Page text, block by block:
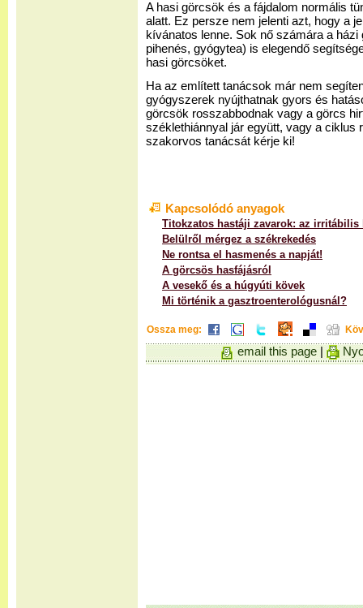
A hasi görcsök és a fájdalom normális
alatt. Ez persze nem jelenti azt, hogy a
kívánatos lenne. Sok nő számára a
pihenés, gyógytea) is elegendő
hasi görcsöket.
Ha az említett tanácsok már nem
gyógyszerek nyújthatnak gyors és
görcsök rosszabbodnak vagy a görcs
széklethiánnyal jár együtt, vagy a ciklus
szakorvos tanácsát kérje ki!
Kapcsolódó anyagok
Titokzatos hastáji zavarok: az irritábilis
Belülről mérgez a székrekedés
Ne rontsa el hasmenés a napját!
A görcsös hasfájásról
A vesekő és a húgyúti kövek
Mi történik a gasztroenterológusnál?
Ossza meg:
email this page